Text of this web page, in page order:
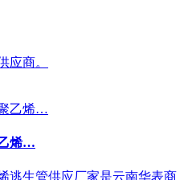
应商。
烯…
逃生管供应厂家是云南华表商